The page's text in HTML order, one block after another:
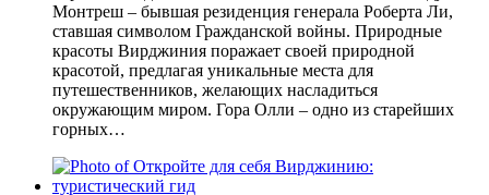
Монтреш – бывшая резиденция генерала Роберта Ли,
ставшая символом Гражданской войны. Природные
красоты Вирджиния поражает своей природной
красотой, предлагая уникальные места для
путешественников, желающих насладиться
окружающим миром. Гора Олли – одно из старейших
горных…